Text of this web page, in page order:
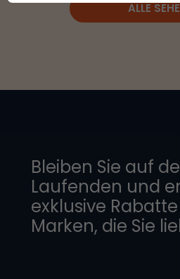
ALLE
Bleiben Sie auf
Laufenden und
exklusive
Marken, die Sie